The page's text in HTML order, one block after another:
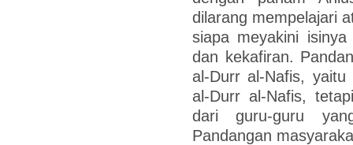
dilarang mempelajari
siapa meyakini
dan kekafiran.
al-Durr al-Nafis,
al-Durr al-Nafis,
dari guru-guru
Pandangan